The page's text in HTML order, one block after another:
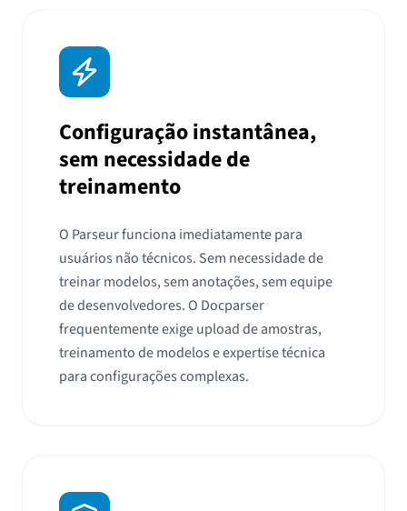
Configuração instantânea,
sem necessidade de
treinamento
O Parseur funciona imediatamente para
usuários não técnicos. Sem necessidade de
treinar modelos, sem anotações, sem equipe
de desenvolvedores. O Docparser
frequentemente exige upload de amostras,
treinamento de modelos e expertise técnica
para configurações complexas.